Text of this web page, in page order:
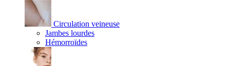
Circulation veineuse
Jambes lourdes
Hémorroïdes